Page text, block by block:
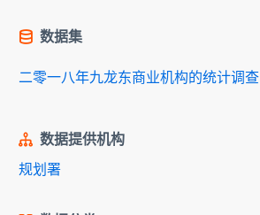
数据集
二零一八年九龙东商业机构的统计调查
数据提供机构
规划署